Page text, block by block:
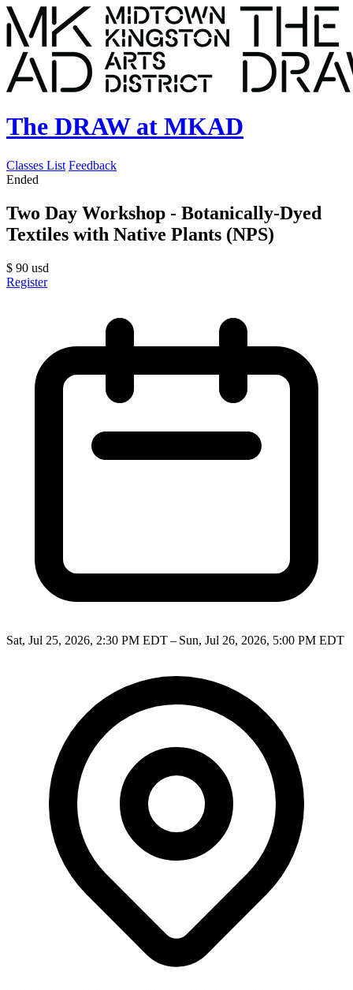
The DRAW at MKAD
Classes List Feedback
Ended
Two Day Workshop - Botanically-Dyed
Textiles with Native Plants (NPS)
$ 90 usd
Register
Sat, Jul 25, 2026, 2:30 PM EDT – Sun, Jul 26, 2026, 5:00 PM EDT